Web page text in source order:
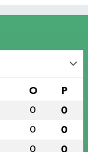
O P
0 0
0 0
0 0